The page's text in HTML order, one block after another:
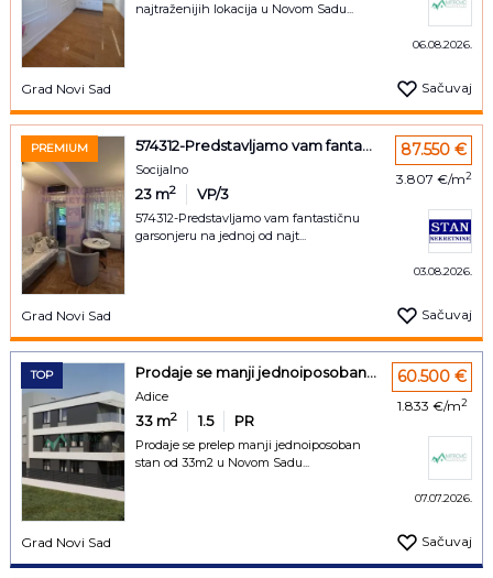
najtraženijih lokacija u Novom Sadu...
06.08.2026.
Grad Novi Sad Sačuvaj
PREMIUM 574312-Predstavljamo vam fanta...
Socijalno
23 m2 VP/3
574312-Predstavljamo vam fantastičnu
garsonjeru na jednoj od najt...
87.550 €
3.807 €/m2
03.08.2026.
Grad Novi Sad Sačuvaj
TOP Prodaje se manji jednoiposoban...
Adice
33 m2 1.5 PR
Prodaje se prelep manji jednoiposoban
stan od 33m2 u Novom Sadu...
60.500 €
1.833 €/m2
07.07.2026.
Grad Novi Sad Sačuvaj